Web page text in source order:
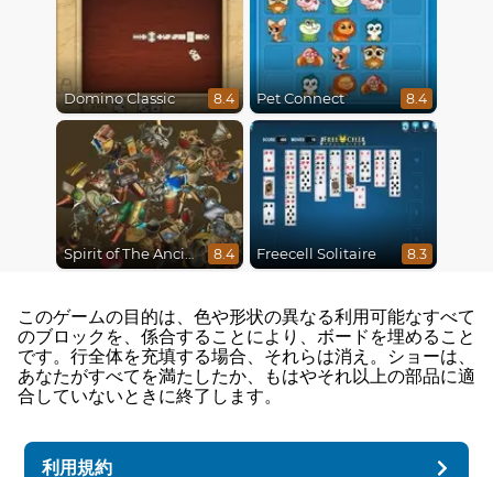
Domino Classic 8.4 Pet Connect 8.4
Spirit of The Ancient Forest 8.4 Freecell Solitaire 8.3
このゲームの目的は、色や形状の異なる利用可能なすべて
のブロックを、係合することにより、ボードを埋めること
です。行全体を充填する場合、それらは消え。ショーは、
あなたがすべてを満たしたか、もはやそれ以上の部品に適
合していないときに終了します。
利用規約